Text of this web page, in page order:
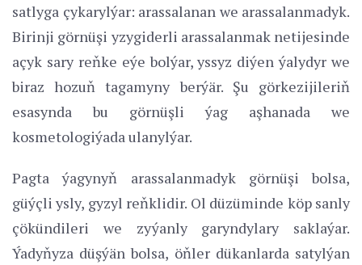
satlyga çykarylýar: arassalanan we arassalanmadyk.
Birinji görnüşi yzygiderli arassalanmak netijesinde
açyk sary reňke eýe bolýar, yssyz diýen ýalydyr we
biraz hozuň tagamyny berýär. Şu görkezijileriň
esasynda bu görnüşli ýag aşhanada we
kosmetologiýada ulanylýar.
Pagta ýagynyň arassalanmadyk görnüşi bolsa,
güýçli ysly, gyzyl reňklidir. Ol düzüminde köp sanly
çökündileri we zyýanly garyndylary saklaýar.
Ýadyňyza düşýän bolsa, öňler dükanlarda satylýan